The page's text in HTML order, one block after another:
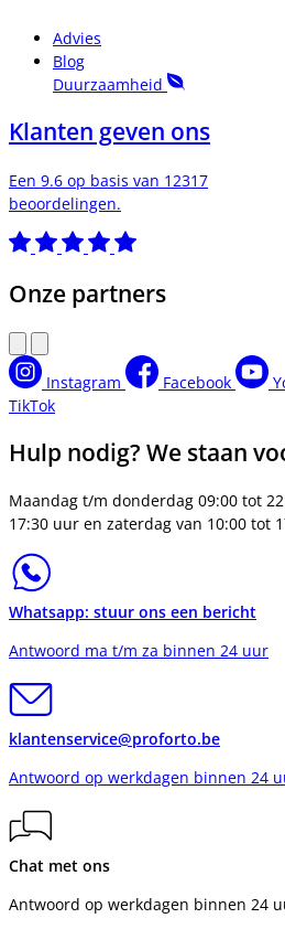
Advies
Blog
Duurzaamheid
Klanten geven ons
Een 9.6 op basis van 12317
beoordelingen.
Onze partners
Instagram Facebook
TikTok
Hulp nodig? We staan
Maandag t/m donderdag 09:00 tot
17:30 uur en zaterdag van 10:00 tot
Whatsapp: stuur ons een bericht
Antwoord ma t/m za binnen 24 uur
klantenservice@proforto.be
Antwoord op werkdagen binnen 24
Chat met ons
Antwoord op werkdagen binnen 24